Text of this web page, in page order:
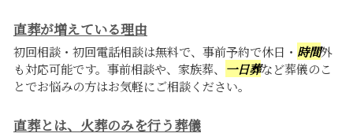
直葬が増えている理由
初回相談・初回電話相談は無料で、事前予約で休日・ 時間外
も対応可能です。事前相談や、家族葬、 一日葬など葬儀のこ
とでお悩みの方はお気軽にご相談ください。
直葬とは、火葬のみを行う葬儀